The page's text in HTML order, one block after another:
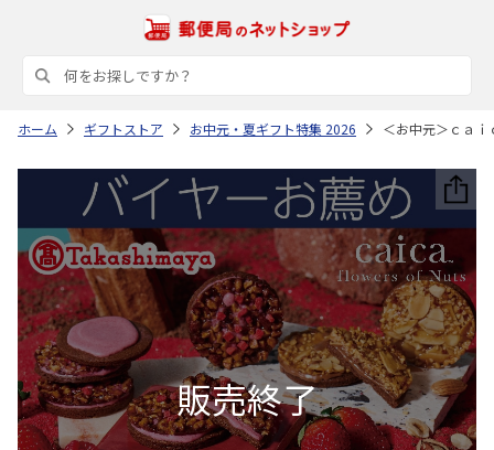
ホーム ギフトストア お中元・夏ギフト特集 2026 ＜お中元＞ｃａ